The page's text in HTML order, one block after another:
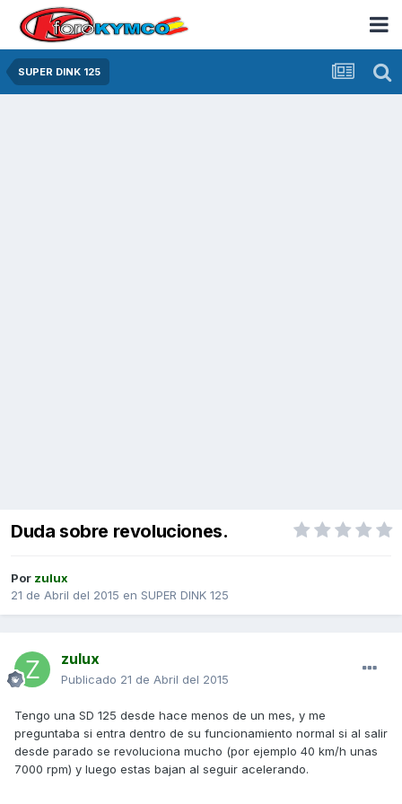
SUPER DINK 125
Duda sobre revoluciones.
Por zulux
21 de Abril del 2015 en SUPER DINK 125
zulux
Publicado 21 de Abril del 2015
Tengo una SD 125 desde hace menos de un mes, y me
preguntaba si entra dentro de su funcionamiento normal si al salir
desde parado se revoluciona mucho (por ejemplo 40 km/h unas
7000 rpm) y luego estas bajan al seguir acelerando.